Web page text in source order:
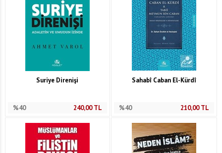
Suriye Direnişi
%40 240,00TL
Sahabî Caban El-Kürdî
%40 210,00TL